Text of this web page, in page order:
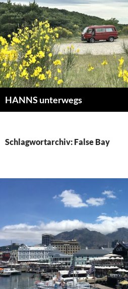
Zum
Inhalt
springen
HANNS unterwegs
Schlagwortarchiv: False Bay